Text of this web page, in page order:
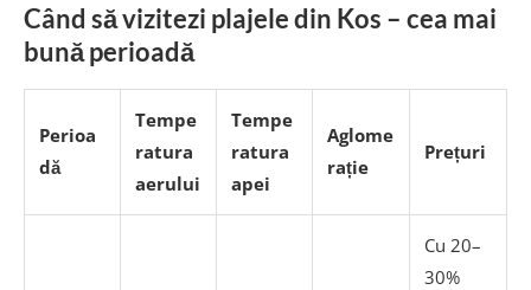
Când să vizitezi plajele din Kos – cea mai
bună perioadă
Perioa
dă
Tempe
ratura
aerului
Tempe
ratura
apei
Aglome
rație
Prețuri
Cu 20–
30%